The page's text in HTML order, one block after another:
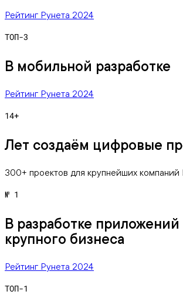
Рейтинг Рунета 2024
ТОП-3
В мобильной разработке
Рейтинг Рунета 2024
14+
Лет создаём цифровые
300+ проектов для крупнейших
№ 1
В разработке приложений
крупного бизнеса
Рейтинг Рунета 2024
ТОП-1